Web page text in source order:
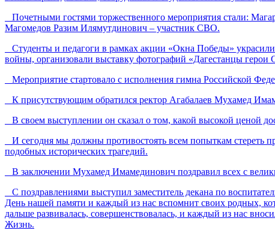
Почетными гостями торжественного мероприятия стали:
Магомедов Разим Илямутдинович – участник СВО.
Студенты и педагоги в рамках акции «Окна Победы» украсили
войны, организовали выставку фотографий «Дагестанцы герои
Мероприятие стартовало с исполнения гимна Российской
К присутствующим обратился ректор Агабалаев Мухамед
В своем выступлении он сказал о том, какой высокой ценой
И сегодня мы должны противостоять всем попыткам стереть
подобных исторических трагедий.
В заключении Мухамед Имамединович поздравил всех с
С поздравлениями выступил заместитель декана по
День нашей памяти и каждый из нас вспомнит своих родных,
дальше развивалась, совершенствовалась, и каждый из нас
Жизнь.